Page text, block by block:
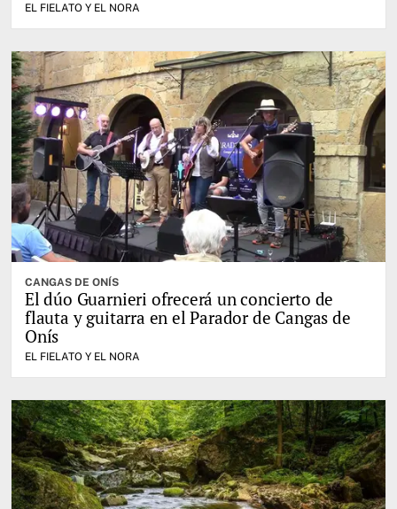
EL FIELATO Y EL NORA
CANGAS DE ONÍS
El dúo Guarnieri ofrecerá un concierto de
flauta y guitarra en el Parador de Cangas de
Onís
EL FIELATO Y EL NORA